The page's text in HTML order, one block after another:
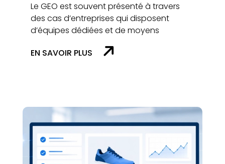
Le GEO est souvent présenté à travers
des cas d’entreprises qui disposent
d’équipes dédiées et de moyens
EN SAVOIR PLUS